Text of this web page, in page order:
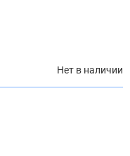
Нет в наличии